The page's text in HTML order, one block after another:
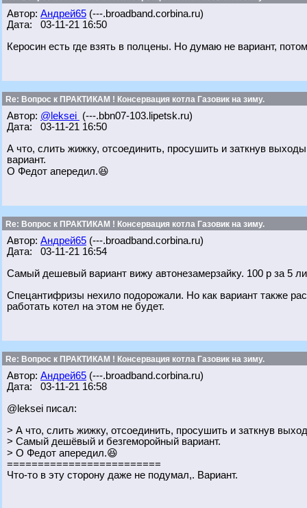
Автор: Андрей65 (---.broadband.corbina.ru)
Дата: 03-11-21 16:50
Керосин есть где взять в полцены. Но думаю не вариант,
Re: Вопрос к ПРАКТИКАМ ! Консервация котла Газовик на зиму.
Автор: @leksei (---.bbn07-103.lipetsk.ru)
Дата: 03-11-21 16:50
А что, слить жижку, отсоединить, просушить и заткнув
вариант.
О Федот апередил.😆
Re: Вопрос к ПРАКТИКАМ ! Консервация котла Газовик на зиму.
Автор: Андрей65 (---.broadband.corbina.ru)
Дата: 03-11-21 16:54
Самый дешевый вариант вижу автонезамерзайку. 100 р за 5
Спецантифризы нехило подорожали. Но как вариант также
работать котел на этом не будет.
Re: Вопрос к ПРАКТИКАМ ! Консервация котла Газовик на зиму.
Автор: Андрей65 (---.broadband.corbina.ru)
Дата: 03-11-21 16:58
@leksei писал:
> А что, слить жижку, отсоединить, просушить и заткнув
> Самый дешёвый и безгеморойный вариант.
> О Федот апередил.😆
=========================
Что-то в эту сторону даже не подумал,. Вариант.